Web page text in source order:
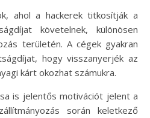
ahol a hackerek titkosítják a
követelnek, különösen
területén. A cégek gyakran
hogy visszanyerjék az
kárt okozhat számukra.
is jelentős motivációt jelent a
során keletkező